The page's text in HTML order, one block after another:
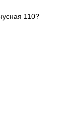
110?